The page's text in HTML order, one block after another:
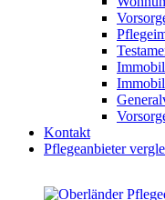
Kontakt
Pflegeanbieter